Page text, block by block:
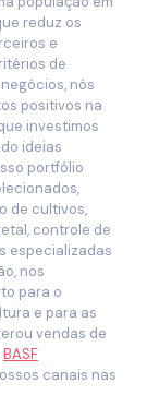
reduz os
e
de
nós
positivos na
investimos
ideias
portfólio
de cultivos,
controle de
especializadas
nos
para o
e para as
vendas de
BASF
canais nas